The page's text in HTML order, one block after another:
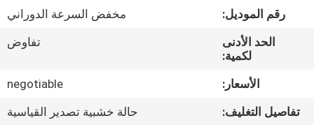
جولة
المعمل
رقم الموديل:
مخفض السرعة الدوراني
الحد الأدنى
لكمية:
تفاوض
الأسعار:
negotiable
تفاصيل التغليف:
حالة خشبية تصدير القياسية